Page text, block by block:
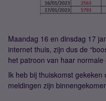
Maandag 16 en dinsdag 17
internet thuis, zijn dus de
het patroon van haar normale
Ik heb bij thuiskomst
meldingen zijn